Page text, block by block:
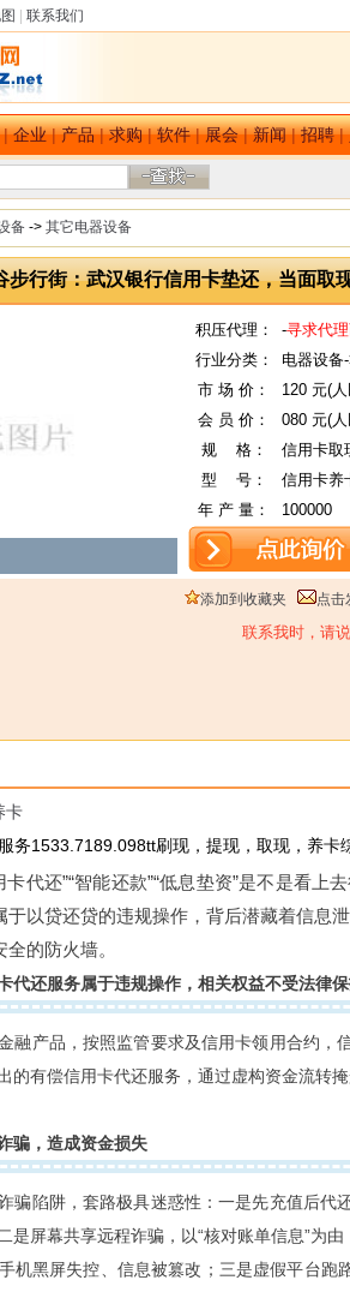
联系我们
|企业|产品|求购|软件|展会|新闻|招聘|
备 -> 其它电器设备
步行街：武汉银行信用卡垫还，当面取
积压代理： -寻求代
行业分类：
电器设备
市 场 价：
120 元(
会 员 价：
080 元(
规
格：
信用卡取
型
号：
信用卡养
年 产 量：
100000
添加到收藏夹 点击
联系我时，请
卡
务1533.7189.098tt刷现，提现，取现，养卡
卡代还”“智能还款”“低息垫资”是不是看
于以贷还贷的违规操作，背后潜藏着信息
的防火墙。
代还服务属于违规操作，相关权益不受法律
融产品，按照监管要求及信用卡领用合约，
的有偿信用卡代还服务，通过虚构资金流转
骗，造成资金损失
骗陷阱，套路极具迷惑性：一是先充值后
是屏幕共享远程诈骗，以“核对账单信息”为
机黑屏失控、信息被篡改；三是虚假平台